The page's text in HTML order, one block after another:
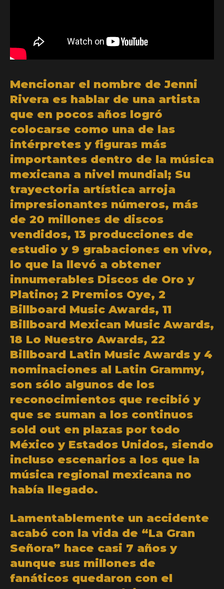
Mencionar el nombre de Jenni
Rivera es hablar de una artista
que en pocos años logró
colocarse como una de las
intérpretes y figuras más
importantes dentro de la música
mexicana a nivel mundial; Su
trayectoria artística arroja
impresionantes números, más
de 20 millones de discos
vendidos, 13 producciones de
estudio y 9 grabaciones en vivo,
lo que la llevó a obtener
innumerables Discos de Oro y
Platino; 2 Premios Oye, 2
Billboard Music Awards, 11
Billboard Mexican Music Awards,
18 Lo Nuestro Awards, 22
Billboard Latin Music Awards y 4
nominaciones al Latin Grammy,
son sólo algunos de los
reconocimientos que recibió y
que se suman a los continuos
sold out en plazas por todo
México y Estados Unidos, siendo
incluso escenarios a los que la
música regional mexicana no
había llegado.
Lamentablemente un accidente
acabó con la vida de “La Gran
Señora” hace casi 7 años y
aunque sus millones de
fanáticos quedaron con el